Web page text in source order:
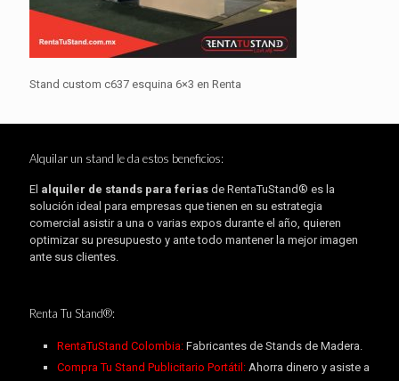
Stand custom c637 esquina 6×3 en Renta
Alquilar un stand le da estos beneficios:
El alquiler de stands para ferias de RentaTuStand® es la
solución ideal para empresas que tienen en su estrategia
comercial asistir a una o varias expos durante el año, quieren
optimizar su presupuesto y ante todo mantener la mejor imagen
ante sus clientes.
Renta Tu Stand®:
RentaTuStand Colombia: Fabricantes de Stands de Madera.
Compra Tu Stand Publicitario Portátil:Ahorra dinero y asiste a